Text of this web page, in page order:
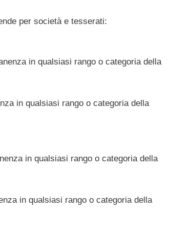
per società e tesserati:
in qualsiasi rango o categoria della
in qualsiasi rango o categoria della
in qualsiasi rango o categoria della
in qualsiasi rango o categoria della